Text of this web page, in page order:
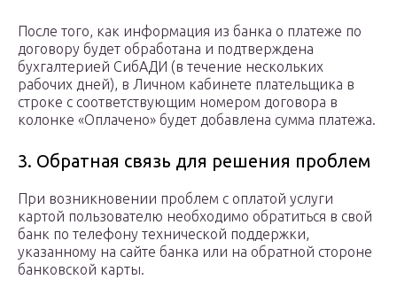
После того, как информация из банка о платеже по
договору будет обработана и подтверждена
бухгалтерией СибАДИ (в течение нескольких
рабочих дней), в Личном кабинете плательщика в
строке с соответствующим номером договора в
колонке «Оплачено» будет добавлена сумма платежа.
3. Обратная связь для решения проблем
При возникновении проблем с оплатой услуги
картой пользователю необходимо обратиться в свой
банк по телефону технической поддержки,
указанному на сайте банка или на обратной стороне
банковской карты.